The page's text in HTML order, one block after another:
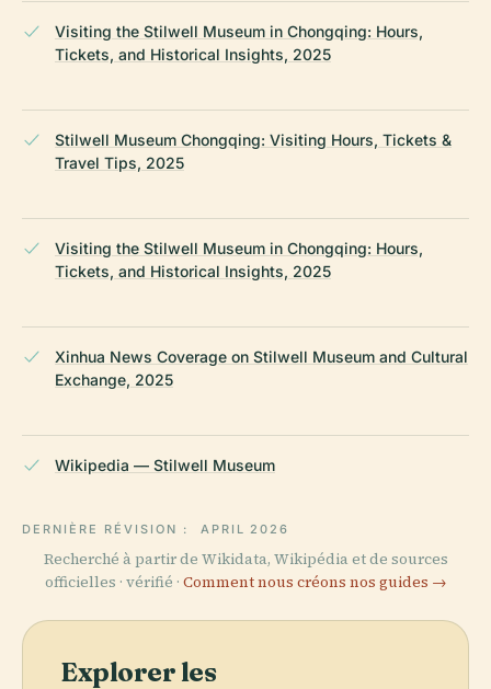
Visiting the Stilwell Museum in Chongqing: Hours,
Tickets, and Historical Insights, 2025
Stilwell Museum Chongqing: Visiting Hours, Tickets &
Travel Tips, 2025
Visiting the Stilwell Museum in Chongqing: Hours,
Tickets, and Historical Insights, 2025
Xinhua News Coverage on Stilwell Museum and Cultural
Exchange, 2025
Wikipedia — Stilwell Museum
DERNIÈRE RÉVISION : APRIL 2026
Recherché à partir de Wikidata, Wikipédia et de sources
officielles · vérifié · Comment nous créons nos guides →
Explorer les